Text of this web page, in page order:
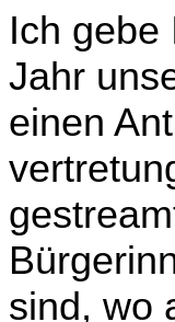
Ich gebe
Jahr
einen
sind, wo